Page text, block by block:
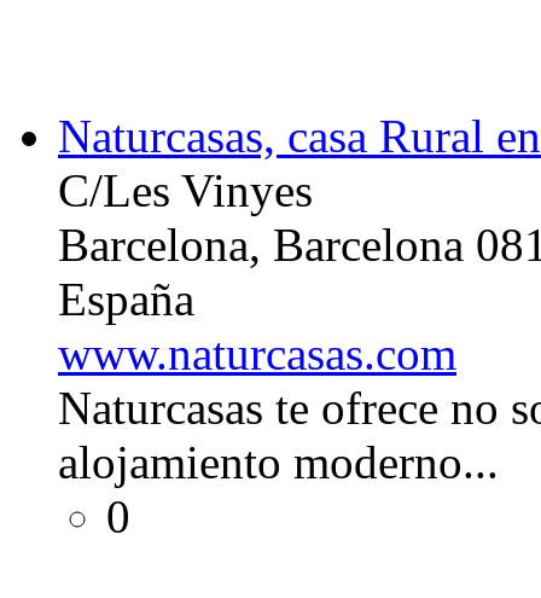
Naturcasas, casa Rural
C/Les Vinyes
Barcelona, Barcelona
España
www.naturcasas.com
Naturcasas te ofrece no
alojamiento moderno...
0